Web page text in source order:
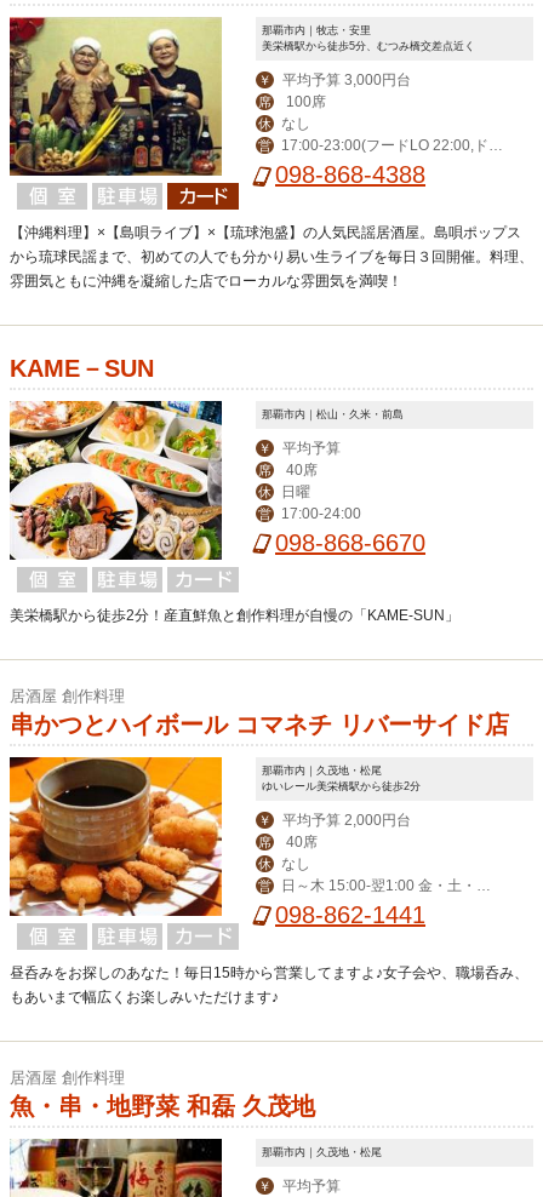
那覇市内｜牧志・安里
美栄橋駅から徒歩5分、むつみ橋交差点近く
￥ 平均予算 3,000円台
席 100席
休 なし
営
17:00-23:00(フードLO 22:00,ドリ
ンクLO 22:30)※夏季は30分延長
098-868-4388
【沖縄料理】×【島唄ライブ】×【琉球泡盛】の人気民謡居酒屋。島唄ポップス
から琉球民謡まで、初めての人でも分かり易い生ライブを毎日３回開催。料理、
雰囲気ともに沖縄を凝縮した店でローカルな雰囲気を満喫！
KAME－SUN
那覇市内｜松山・久米・前島
￥ 平均予算
席 40席
休 日曜
営 17:00-24:00
098-868-6670
美栄橋駅から徒歩2分！産直鮮魚と創作料理が自慢の「KAME-SUN」
居酒屋 創作料理
串かつとハイボール コマネチ リバーサイド店
那覇市内｜久茂地・松尾
ゆいレール美栄橋駅から徒歩2分
￥ 平均予算 2,000円台
席 40席
休 なし
営
日～木 15:00-翌1:00 金・土・祝
前 15:00-翌3:00
098-862-1441
昼呑みをお探しのあなた！毎日15時から営業してますよ♪女子会や、職場呑み、
もあいまで幅広くお楽しみいただけます♪
居酒屋 創作料理
魚・串・地野菜 和磊 久茂地
那覇市内｜久茂地・松尾
￥ 平均予算